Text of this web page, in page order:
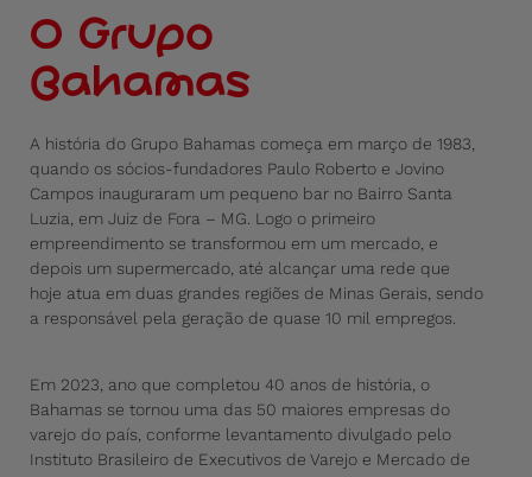
O Grupo
Bahamas
A história do Grupo Bahamas começa em março de 1983,
quando os sócios-fundadores Paulo Roberto e Jovino
Campos inauguraram um pequeno bar no Bairro Santa
Luzia, em Juiz de Fora – MG. Logo o primeiro
empreendimento se transformou em um mercado, e
depois um supermercado, até alcançar uma rede que
hoje atua em duas grandes regiões de Minas Gerais, sendo
a responsável pela geração de quase 10 mil empregos.
Em 2023, ano que completou 40 anos de história, o
Bahamas se tornou uma das 50 maiores empresas do
varejo do país, conforme levantamento divulgado pelo
Instituto Brasileiro de Executivos de Varejo e Mercado de